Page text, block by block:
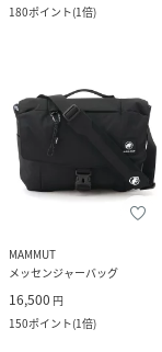
180ポイント(1倍)
MAMMUT
メッセンジャーバッグ
16,500 円
150ポイント(1倍)